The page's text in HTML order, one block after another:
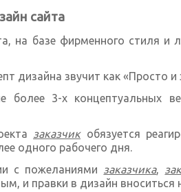
сайта
на базе фирменного стиля и
дизайна звучит как «Просто
более 3-х концептуальных
заказчикобязуется
одного рабочего дня.
с пожеланиями заказчика,
и правки в дизайн вноситься